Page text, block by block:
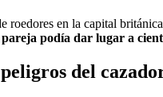
roedores en la capital
podía dar lugar a
del